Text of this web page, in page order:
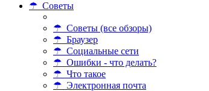
☂ Советы
☂ Советы (все обзоры)
☂ Браузер
☂ Социальные сети
☂ Ошибки - что делать?
☂ Что такое
☂ Электронная почта